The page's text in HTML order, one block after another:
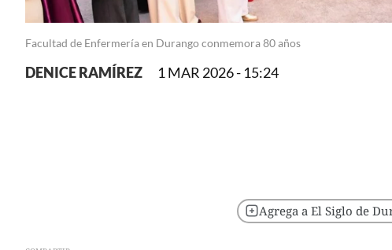
Facultad de Enfermería en Durango conmemora 80 años
DENICE RAMÍREZ 1 MAR 2026 - 15:24
Agrega a El Siglo de